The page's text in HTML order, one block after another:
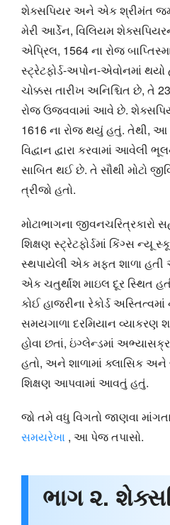
શેક્સપિયર અને એક શ્રીમંત
મેરી આર્ડેન, વિલિયમ
એપ્રિલ, 1564 ના રોજ
સ્ટ્રેટફોર્ડ-અપોન-એવોનમાં
ચોક્કસ તારીખ અનિશ્ચિત છે, તે
રોજ ઉજવવામાં આવે છે.
1616 ના રોજ થયું હતું. તેથી, આ
વિદ્વાન દ્વારા કરવામાં આવેલી
સાબિત થઈ છે. તે સૌથી મોટો
ત્રીજો હતો.
મોટાભાગના
શિક્ષણ સ્ટ્રેટફોર્ડમાં કિંગ્સ
સ્થપાયેલી એક મફત શાળા
એક ચતુર્થાંશ માઇલ દૂર સ્થિત
કોઈ હાજરીના રેકોર્ડ
સમયગાળા દરમિયાન વ્યાકરણ
હોવા છતાં, ઇંગ્લેન્ડમાં
હતો, અને શાળામાં ક્લાસિક
શિક્ષણ આપવામાં આવતું હતું.
જો તમે વધુ વિગતો જાણવા
સમયરેખા , આ પેજ તપાસો.
ભાગ ૨.